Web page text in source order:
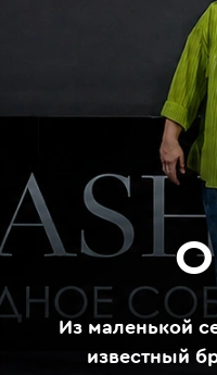
О
Из маленькой
известный